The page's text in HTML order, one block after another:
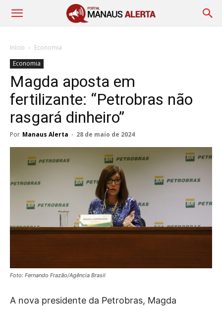
Início
Economia
Economia
Magda aposta em
fertilizante: “Petrobras não
rasgará dinheiro”
Por Manaus Alerta - 28 de maio de 2024
Foto: Fernando Frazão/Agência Brasil
A nova presidente da Petrobras, Magda